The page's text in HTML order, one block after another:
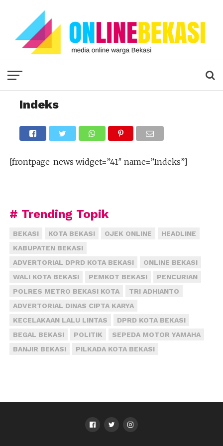
Indeks
[frontpage_news widget=”41″ name=”Indeks”]
# Trending Topik
BEKASI KOTA BEKASI OJEK ONLINE
HEADLINE
KABUPATEN BEKASI
ADVERTORIAL DPRD KOTA BEKASI
ONLINE BEKASI
WALI KOTA BEKASI
PEMKOT BEKASI
PENCURIAN
POLRES METRO BEKASI KOTA
TRI ADHIANTO
ADVERTORIAL DINAS CIPTA KARYA
KECELAKAAN LALU LINTAS
DPRD KOTA BEKASI
BEGAL BEKASI
POLITIK
SEPEDA MOTOR YAMAHA
BANJIR BEKASI
PILKADA KOTA BEKASI